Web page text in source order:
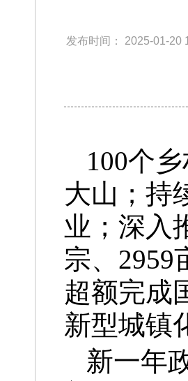
发布时间： 2025-01-20
100个
大山；持
业；深入
宗、2959
超额完成
新型城镇
新一年